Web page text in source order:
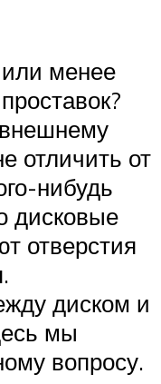
менее
отличить от
нибудь
дисковые
отверстия
диском и
мы
вопросу.